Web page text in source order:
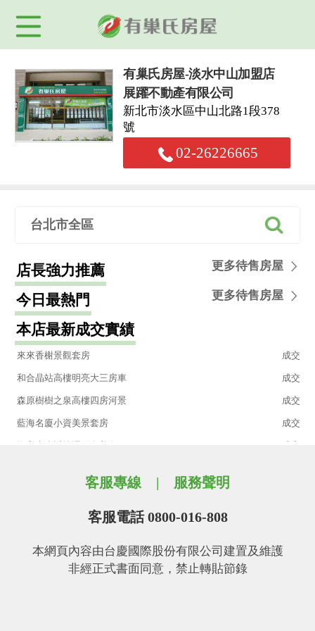
有巢氏房屋-淡水中山加盟店
展躍不動產有限公司
新北市淡水區中山北路1段378
號
02-26226665
台北市全區
店長強力推薦 更多待售房屋
今日最熱門 更多待售房屋
本店最新成交實績
好風光II全新美景3房車
來來香榭景觀套房 成交
和合晶站高樓明亮大三房車 成交
森原樹樹之泉高樓四房河景 成交
藍海名廈小資美景套房 成交
海宴大廈近捷運稀有美套 成交
家和黃金城懷舊公寓
我愛潤泰生活大師綠景大二房
日若山莊美裝有平車(2區) 成交
客服專線 服務聲明
客服電話 0800-016-808
本網頁內容由台慶國際股份有限公司建置及維護
非經正式書面同意，禁止轉貼節錄